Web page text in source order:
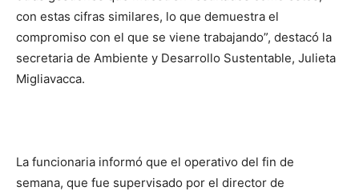
con estas cifras similares, lo que demuestra el
compromiso con el que se viene trabajando”, destacó la
secretaria de Ambiente y Desarrollo Sustentable, Julieta
Migliavacca.
La funcionaria informó que el operativo del fin de
semana, que fue supervisado por el director de